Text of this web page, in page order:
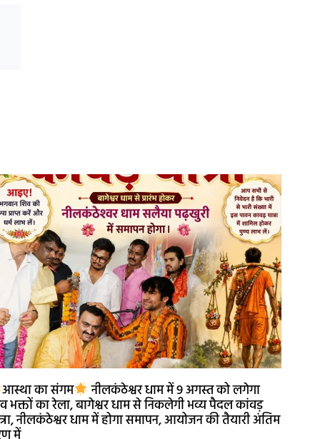
आस्था का संगम नीलकंठेश्वर धाम में 9 अगस्त को लगेगा
भक्तों का रेला, बागेश्वर धाम से निकलेगी भव्य पैदल कांवड़
नीलकंठेश्वर धाम में होगा समापन, आयोजन की तैयारी अंतिम